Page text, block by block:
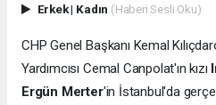
Erkek| Kadın (Haberi Sesli Oku)
CHP Genel Başkanı Kemal
Yardımcısı Cemal Canpolat'ın kızı
Ergün Merter'in İstanbul'da